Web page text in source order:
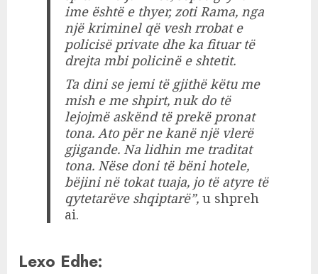
ime është e thyer, zoti Rama, nga
një kriminel që vesh rrobat e
policisë private dhe ka fituar të
drejta mbi policinë e shtetit.
Ta dini se jemi të gjithë këtu me
mish e me shpirt, nuk do të
lejojmë askënd të prekë pronat
tona. Ato për ne kanë një vlerë
gjigande. Na lidhin me traditat
tona. Nëse doni të bëni hotele,
bëjini në tokat tuaja, jo të atyre të
qytetarëve shqiptarë”, u shpreh
ai.
Lexo Edhe: